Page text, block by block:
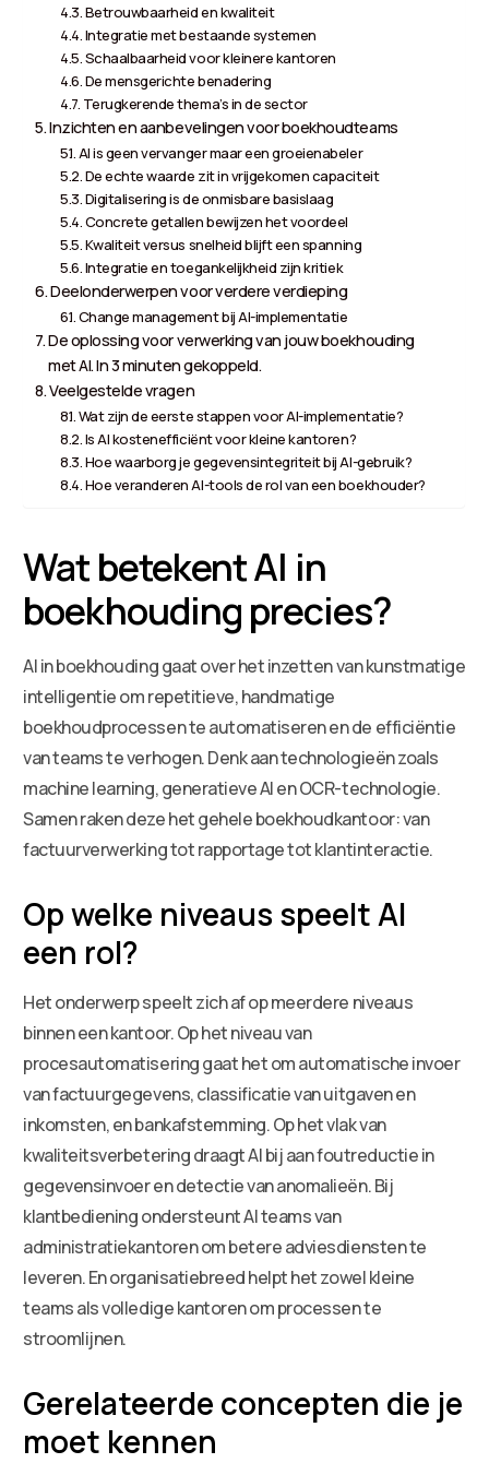
Betrouwbaarheid en kwaliteit
Integratie met bestaande systemen
Schaalbaarheid voor kleinere kantoren
De mensgerichte benadering
Terugkerende thema’s in de sector
Inzichten en aanbevelingen voor boekhoudteams
AI is geen vervanger maar een groeienabeler
De echte waarde zit in vrijgekomen capaciteit
Digitalisering is de onmisbare basislaag
Concrete getallen bewijzen het voordeel
Kwaliteit versus snelheid blijft een spanning
Integratie en toegankelijkheid zijn kritiek
Deelonderwerpen voor verdere verdieping
Change management bij AI-implementatie
De oplossing voor verwerking van jouw boekhouding
met AI. In 3 minuten gekoppeld.
Veelgestelde vragen
Wat zijn de eerste stappen voor AI-implementatie?
Is AI kostenefficiënt voor kleine kantoren?
Hoe waarborg je gegevensintegriteit bij AI-gebruik?
Hoe veranderen AI-tools de rol van een boekhouder?
Wat betekent AI in
boekhouding precies?
AI in boekhouding gaat over het inzetten van kunstmatige
intelligentie om repetitieve, handmatige
boekhoudprocessen te automatiseren en de efficiëntie
van teams te verhogen. Denk aan technologieën zoals
machine learning, generatieve AI en OCR-technologie.
Samen raken deze het gehele boekhoudkantoor: van
factuurverwerking tot rapportage tot klantinteractie.
Op welke niveaus speelt AI
een rol?
Het onderwerp speelt zich af op meerdere niveaus
binnen een kantoor. Op het niveau van
procesautomatisering gaat het om automatische invoer
van factuurgegevens, classificatie van uitgaven en
inkomsten, en bankafstemming. Op het vlak van
kwaliteitsverbetering draagt AI bij aan foutreductie in
gegevensinvoer en detectie van anomalieën. Bij
klantbediening ondersteunt AI teams van
administratiekantoren om betere adviesdiensten te
leveren. En organisatiebreed helpt het zowel kleine
teams als volledige kantoren om processen te
stroomlijnen.
Gerelateerde concepten die je
moet kennen